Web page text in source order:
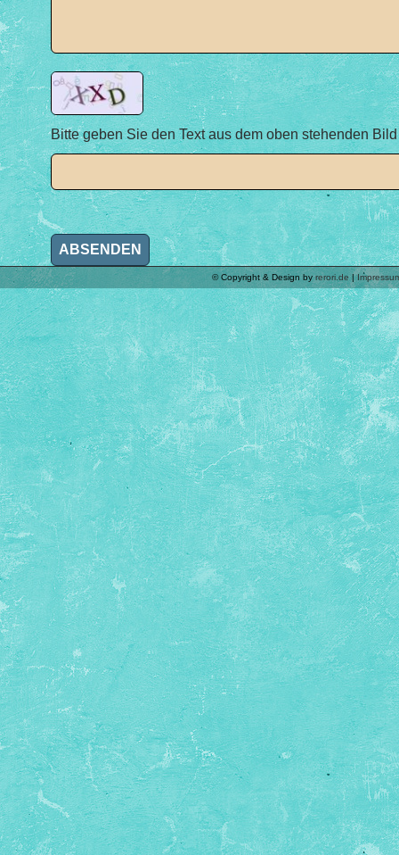
Bitte geben Sie den Text aus dem oben stehenden
© Copyright & Design byrerori.de|